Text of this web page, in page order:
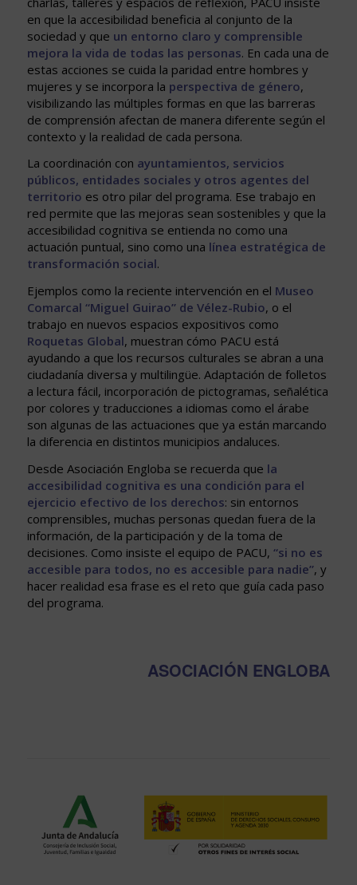
en que la accesibilidad beneficia al conjunto de la
sociedad y que un entorno claro y comprensible
mejora la vida de todas las personas. En cada una de
estas acciones se cuida la paridad entre hombres y
mujeres y se incorpora la perspectiva de género,
visibilizando las múltiples formas en que las barreras
de comprensión afectan de manera diferente según el
contexto y la realidad de cada persona.
La coordinación con ayuntamientos, servicios
públicos, entidades sociales y otros agentes del
territorio es otro pilar del programa. Ese trabajo en
red permite que las mejoras sean sostenibles y que la
accesibilidad cognitiva se entienda no como una
actuación puntual, sino como una línea estratégica de
transformación social.
Ejemplos como la reciente intervención en el Museo
Comarcal “Miguel Guirao” de Vélez-Rubio, o el
trabajo en nuevos espacios expositivos como
Roquetas Global, muestran cómo PACU está
ayudando a que los recursos culturales se abran a una
ciudadanía diversa y multilingüe. Adaptación de folletos
a lectura fácil, incorporación de pictogramas, señalética
por colores y traducciones a idiomas como el árabe
son algunas de las actuaciones que ya están marcando
la diferencia en distintos municipios andaluces.
Desde Asociación Engloba se recuerda que la
accesibilidad cognitiva es una condición para el
ejercicio efectivo de los derechos: sin entornos
comprensibles, muchas personas quedan fuera de la
información, de la participación y de la toma de
decisiones. Como insiste el equipo de PACU, “si no es
accesible para todos, no es accesible para nadie”, y
hacer realidad esa frase es el reto que guía cada paso
del programa.
ASOCIACIÓN ENGLOBA